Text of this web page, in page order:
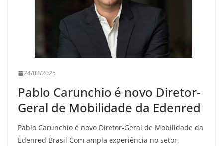
24/03/2025
Pablo Carunchio é novo Diretor-
Geral de Mobilidade da Edenred
Pablo Carunchio é novo Diretor-Geral de Mobilidade da
Edenred Brasil Com ampla experiência no setor,